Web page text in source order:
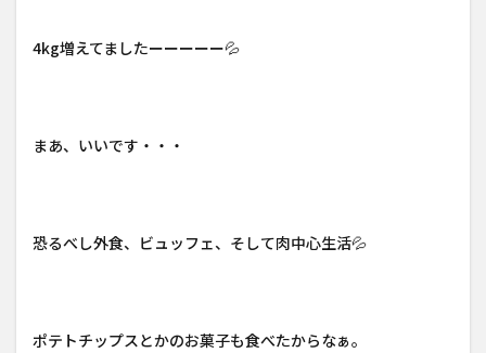
4kg増えてましたーーーーー💦
まあ、いいです・・・
恐るべし外食、ビュッフェ、そして肉中心生活💦
ポテトチップスとかのお菓子も食べたからなぁ。